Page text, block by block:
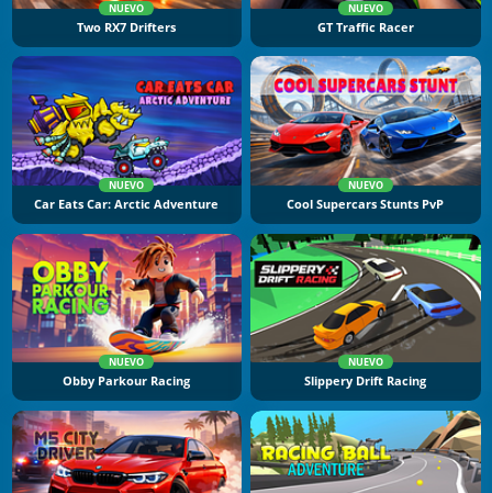
NUEVO
Two RX7 Drifters
NUEVO
GT Traffic Racer
NUEVO
Car Eats Car: Arctic Adventure
NUEVO
Cool Supercars Stunts PvP
NUEVO
Obby Parkour Racing
NUEVO
Slippery Drift Racing